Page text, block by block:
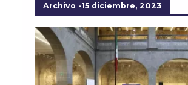
Archivo -15 diciembre, 2023